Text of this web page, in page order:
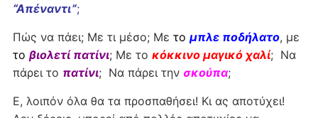
“Απέναντι”;
Πώς να πάει; Με τι μέσο; Με το μπλε ποδήλατο, με
το βιολετί πατίνι; Με το κόκκινο μαγικό χαλί; Να
πάρει το πατίνι; Να πάρει την σκούπα;
Ε, λοιπόν όλα θα τα προσπαθήσει! Κι ας αποτύχει!